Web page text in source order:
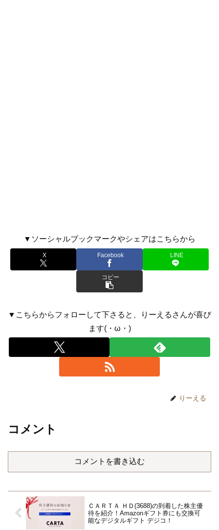
▼ソーシャルブックマークやシェアはこちらから
X Facebook LINE
コピー
▼こちらからフォローして下さると、りーえるさんが喜び
ます(・ω・)
りーえる
コメント
コメントを書き込む
ＣＡＲＴＡ ＨＤ(3688)の到着した株主優
待を紹介！Amazonギフト券にも交換可
能なデジタルギフト デジコ！